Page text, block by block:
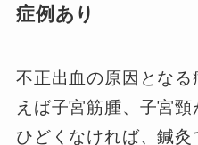
症例あり
不正出血の原因となる
えば子宮筋腫、子宮頸
ひどくなければ、鍼灸